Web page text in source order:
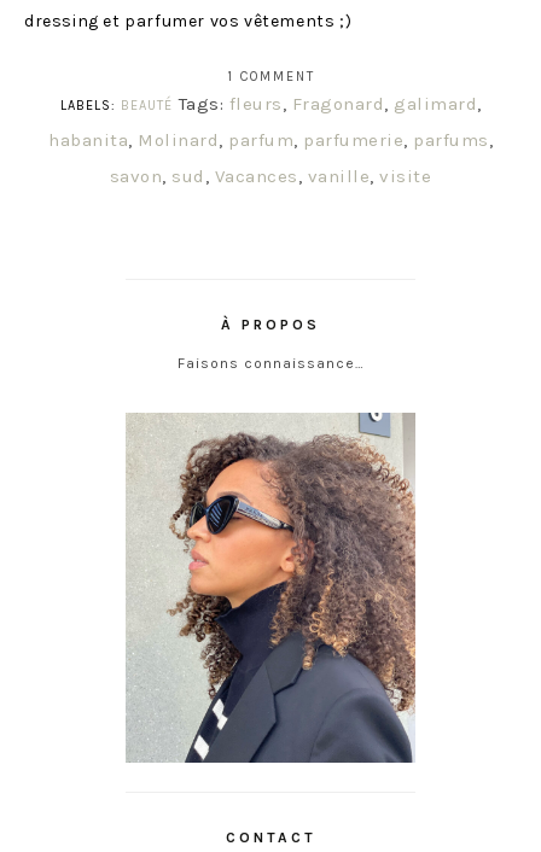
dressing et parfumer vos vêtements ;)
1 COMMENT
LABELS:
BEAUTÉ Tags: fleurs, Fragonard, galimard,
habanita, Molinard, parfum, parfumerie, parfums,
savon, sud , Vacances, vanille,visite
À PROPOS
Faisons connaissance…
CONTACT